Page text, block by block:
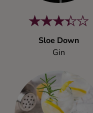
Sloe Down
Gin